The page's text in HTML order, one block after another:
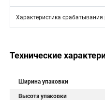
Характеристика срабатывания
Технические
Ширина упаковки
Высота упаковки